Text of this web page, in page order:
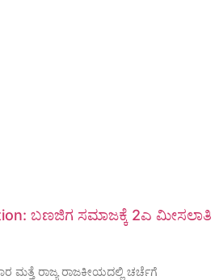
ಬಣಜಿಗ ಸಮಾಜಕ್ಕೆ 2ಎ ಮೀಸಲಾತಿ
ಮತ್ತೆ ರಾಜ್ಯ ರಾಜಕೀಯದಲ್ಲಿ ಚರ್ಚೆಗೆ